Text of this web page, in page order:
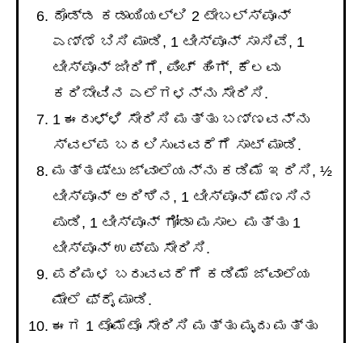
ದೊಡ್ಡ ಕಡಾಯಿಯಲ್ಲಿ 2 ಟೇಬಲ್ಸ್ಪೂನ್
ಎಣ್ಣೆ ಬಿಸಿ ಮಾಡಿ, 1 ಟೀಸ್ಪೂನ್ ಸಾಸಿವೆ, 1
ಟೀಸ್ಪೂನ್ ಜೀರಿಗೆ, ಪಿಂಚ್ ಹಿಂಗ್, ಕೆಲವು
ಕರಿಬೇವಿನ ಎಲೆಗಳನ್ನು ಸೇರಿಸಿ.
1 ಈರುಳ್ಳಿ ಸೇರಿಸಿ ಮತ್ತು ಬಣ್ಣವನ್ನು
ಸ್ವಲ್ಪ ಬದಲಿಸುವವರೆಗೆ ಸಾಟ್ ಮಾಡಿ.
ಮತ್ತಷ್ಟು ಜ್ವಾಲೆಯನ್ನು ಕಡಿಮೆ ಇರಿಸಿ, ½
ಟೀಸ್ಪೂನ್ ಅರಿಶಿನ, 1 ಟೀಸ್ಪೂನ್ ಮೆಣಸಿನ
ಪುಡಿ, 1 ಟೀಸ್ಪೂನ್ ಗೋಡಾ ಮಸಾಲ ಮತ್ತು 1
ಟೀಸ್ಪೂನ್ ಉಪ್ಪು ಸೇರಿಸಿ.
ಪರಿಮಳ ಬರುವವರೆಗೆ ಕಡಿಮೆ ಜ್ವಾಲೆಯ
ಮೇಲೆ ಫ್ರೈ ಮಾಡಿ.
ಈಗ 1 ಟೊಮೆಟೊ ಸೇರಿಸಿ ಮತ್ತು ಮೃದು ಮತ್ತು